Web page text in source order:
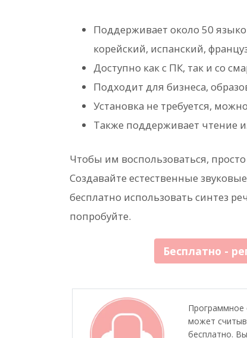
Поддерживает около 50
корейский, испанский,
Доступно как с ПК, так и со
Подходит для бизнеса,
Установка не требуется,
Также поддерживает чтение
Чтобы им воспользоваться, просто
Создавайте естественные
бесплатно использовать синтез
попробуйте.
Бесплатно -
Программное
может
бесплатно.